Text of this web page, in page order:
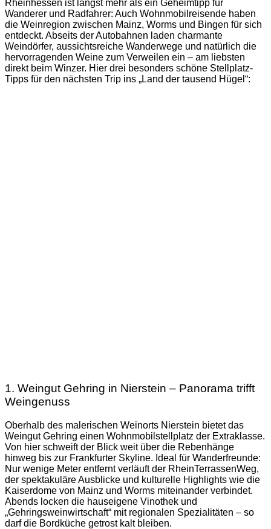
Rheinhessen ist längst mehr als ein Geheimtipp für
Wanderer und Radfahrer: Auch Wohnmobilreisende haben
die Weinregion zwischen Mainz, Worms und Bingen für sich
entdeckt. Abseits der Autobahnen laden charmante
Weindörfer, aussichtsreiche Wanderwege und natürlich die
hervorragenden Weine zum Verweilen ein – am liebsten
direkt beim Winzer. Hier drei besonders schöne Stellplatz-
Tipps für den nächsten Trip ins „Land der tausend Hügel“:
1. Weingut Gehring in Nierstein – Panorama trifft
Weingenuss
Oberhalb des malerischen Weinorts Nierstein bietet das
Weingut Gehring einen Wohnmobilstellplatz der Extraklasse.
Von hier schweift der Blick weit über die Rebenhänge
hinweg bis zur Frankfurter Skyline. Ideal für Wanderfreunde:
Nur wenige Meter entfernt verläuft der RheinTerrassenWeg,
der spektakuläre Ausblicke und kulturelle Highlights wie die
Kaiserdome von Mainz und Worms miteinander verbindet.
Abends locken die hauseigene Vinothek und
„Gehringsweinwirtschaft“ mit regionalen Spezialitäten – so
darf die Bordküche getrost kalt bleiben.